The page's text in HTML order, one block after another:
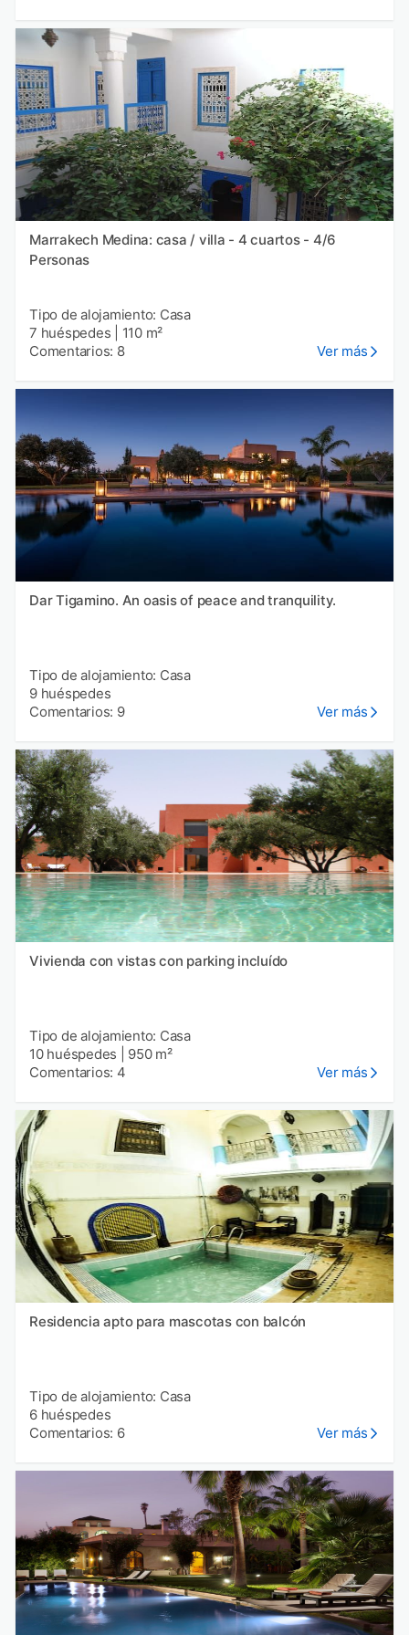
Marrakech Medina: casa / villa - 4 cuartos - 4/6
Personas
Tipo de alojamiento: Casa
7 huéspedes
110 m²
Comentarios: 8
Ver más
Dar Tigamino. An oasis of peace and tranquility.
Tipo de alojamiento: Casa
9 huéspedes
Comentarios: 9
Ver más
Vivienda con vistas con parking incluído
Tipo de alojamiento: Casa
10 huéspedes
950 m²
Comentarios: 4
Ver más
Residencia apto para mascotas con balcón
Tipo de alojamiento: Casa
6 huéspedes
Comentarios: 6
Ver más